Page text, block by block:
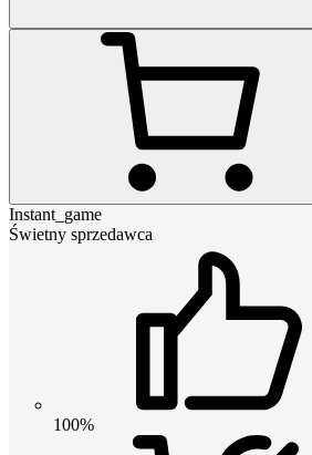
Instant_game
Świetny sprzedawca
100%